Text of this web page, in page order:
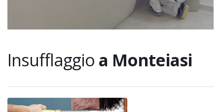
Insufflaggio a Monteiasi